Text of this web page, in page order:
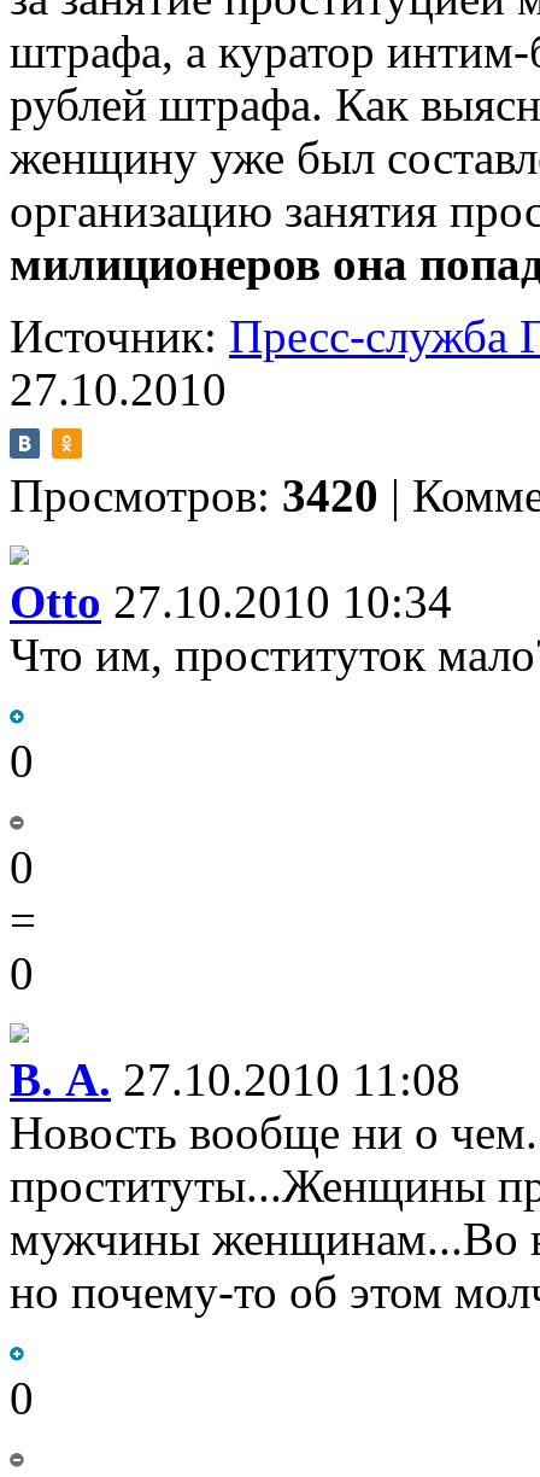
штрафа, а куратор интим-
рублей штрафа. Как
женщину уже был
организацию занятия
милиционеров она
Источник: Пресс-служба
27.10.2010
Просмотров: 3420 |
Otto 27.10.2010 10:34
Что им, проституток
0
0
=
0
В. А. 27.10.2010 11:08
Новость вообще ни о
проституты...Женщины
мужчины женщинам...Во
но почему-то об этом
0